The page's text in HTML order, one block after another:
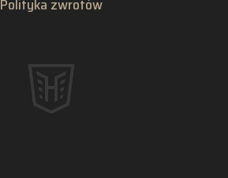
Polityka zwrotów